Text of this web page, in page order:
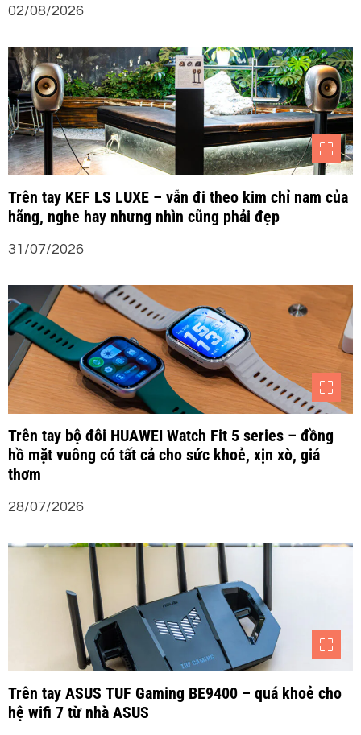
02/08/2026
Trên tay KEF LS LUXE – vẫn đi theo kim chỉ nam của
hãng, nghe hay nhưng nhìn cũng phải đẹp
31/07/2026
Trên tay bộ đôi HUAWEI Watch Fit 5 series – đồng
hồ mặt vuông có tất cả cho sức khoẻ, xịn xò, giá
thơm
28/07/2026
Trên tay ASUS TUF Gaming BE9400 – quá khoẻ cho
hệ wifi 7 từ nhà ASUS